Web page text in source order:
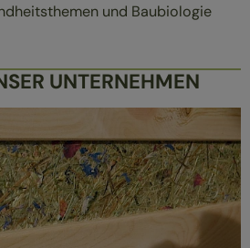
und Baubiologie
UNTERNEHMEN